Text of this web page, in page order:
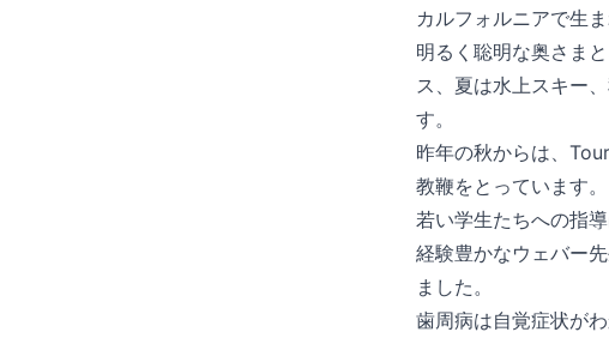
カルフォルニアで生
明るく聡明な奥さま
ス、夏は水上スキー
す。
昨年の秋からは、
教鞭をとっています。
若い学生たちへの指
経験豊かなウェバー
ました。
歯周病は自覚症状が